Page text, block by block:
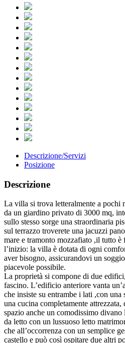
Descrizione/Servizi
Posizione
Descrizione
La villa si trova letteralmente a pochi
da un giardino privato di 3000 mq,
sullo stesso sorge una straordinaria
sul terrazzo troverete una jacuzzi
mare e tramonto mozzafiato ,il tutto è
l’inizio: la villa è dotata di ogni
aver bisogno, assicurandovi un
piacevole possibile.
La proprietà si compone di due
fascino. L’edificio anteriore vanta
che insiste su entrambe i lati ,con una
una cucina completamente
spazio anche un comodissimo
da letto con un lussuoso letto
che all’occorrenza con un semplice
castello e può così ospitare due altri